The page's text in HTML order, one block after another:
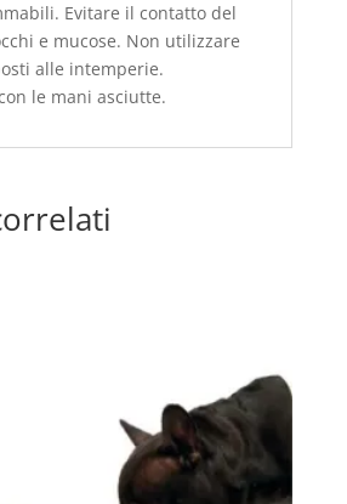
Evitare il contatto del
e mucose. Non utilizzare
alle intemperie.
le mani asciutte.